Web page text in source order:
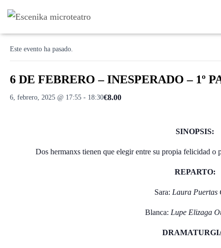
Este evento ha pasado.
6 DE FEBRERO – INESPERADO – 1º
6, febrero, 2025 @ 17:55 - 18:30€8.00
SINOPSIS:
Dos hermanxs tienen que elegir entre su propia felicidad o
REPARTO:
Sara: Laura Puertas
Blanca: Lupe Elizaga